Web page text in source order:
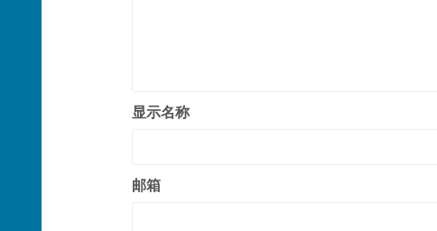
显示名称
邮箱